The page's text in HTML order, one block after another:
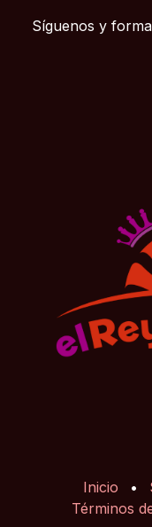
Síguenos y
Inicio •
Términos